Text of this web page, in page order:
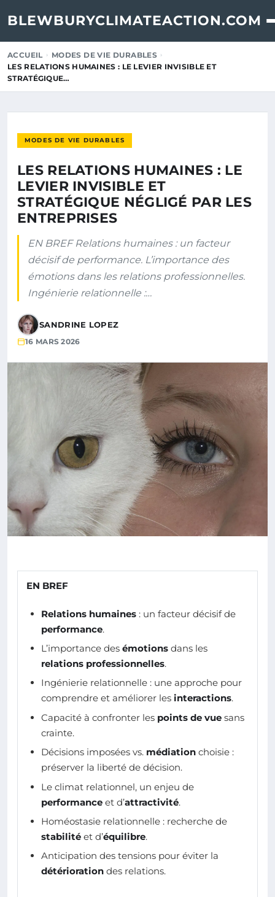
BLEWBURYCLIMATEACTION.COM
ACCUEIL
MODES DE VIE DURABLES
LES RELATIONS HUMAINES : LE LEVIER INVISIBLE ET
STRATÉGIQUE…
MODES DE VIE DURABLES
LES RELATIONS HUMAINES : LE
LEVIER INVISIBLE ET
STRATÉGIQUE NÉGLIGÉ PAR LES
ENTREPRISES
EN BREF Relations humaines : un facteur
décisif de performance. L’importance des
émotions dans les relations professionnelles.
Ingénierie relationnelle :…
SANDRINE LOPEZ
16 MARS 2026
EN BREF
Relations humaines : un facteur décisif de
performance.
L’importance des émotions dans les
relations professionnelles.
Ingénierie relationnelle : une approche pour
comprendre et améliorer les interactions.
Capacité à confronter les points de vue sans
crainte.
Décisions imposées vs. médiation choisie :
préserver la liberté de décision.
Le climat relationnel, un enjeu de
performance et d’attractivité.
Homéostasie relationnelle : recherche de
stabilité et d’équilibre.
Anticipation des tensions pour éviter la
détérioration des relations.